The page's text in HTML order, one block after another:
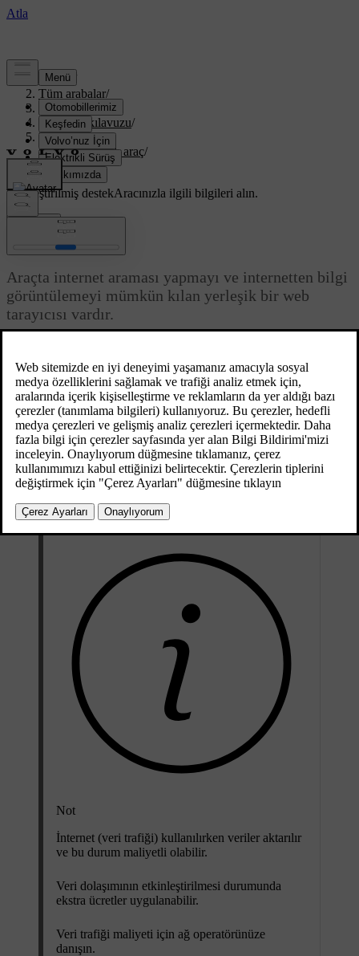
Destek
Tüm arabalar/
XC70 2016/
Kullanıcı kılavuzu/
Infotainment/
İnternete bağlı araç/
Web tarayıcı
Özelleştirilmiş destekAracınızla ilgili bilgileri alın.
Web tarayıcı
Araçta internet araması yapmayı ve internetten bilgi
görüntülemeyi mümkün kılan yerleşik bir web
tarayıcısı vardır.
bölümlerini okuyun.
Web tarayıcısı basit bir tiptedir ve metin ve görüntülerde HTML 4
standardını destekler. İnternet tarayıcısı hareketli görüntüleri,
videoları ve ses akışını desteklemez. Dosyaları indirmek ve
kaydetmek mümkün değildir.
Web tarayıcısının kullanılması için araç öncelikleİnternete bağlı
Not
İnternet (veri trafiği) kullanılırken veriler aktarılır
ve bu durum maliyetli olabilir.
Veri dolaşımının etkinleştirilmesi durumunda
ekstra ücretler uygulanabilir.
Veri trafiği maliyeti için ağ operatörünüze
danışın.